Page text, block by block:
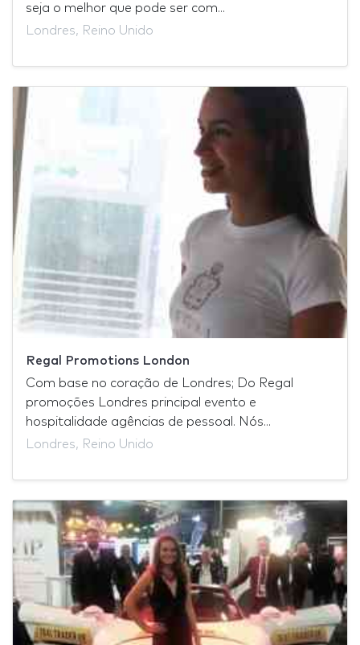
seja o melhor que pode ser com...
Londres, Reino Unido
Regal Promotions London
Com base no coração de Londres; Do Regal
promoções Londres principal evento e
hospitalidade agências de pessoal. Nós...
Londres, Reino Unido